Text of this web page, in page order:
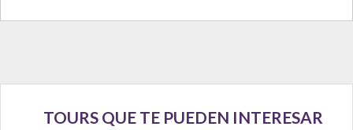
TOURS QUE TE PUEDEN INTERESAR